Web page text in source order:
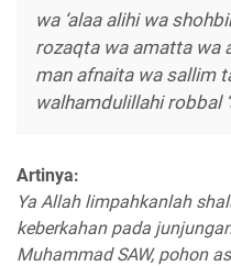
wa ‘alaa alihi wa
rozaqta wa amatta wa
man afnaita wa sallim
walhamdulillahi robbal
Artinya:
Ya Allah limpahkanlah
keberkahan pada
Muhammad SAW, pohon